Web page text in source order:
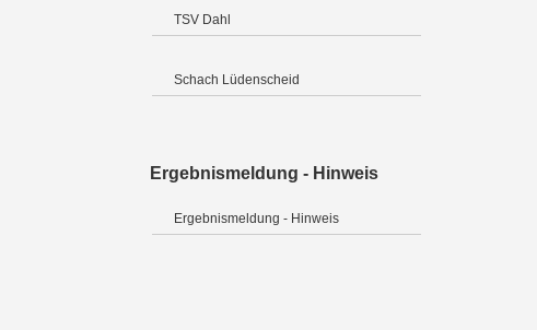
TSV Dahl
Schach Lüdenscheid
Ergebnismeldung - Hinweis
Ergebnismeldung - Hinweis